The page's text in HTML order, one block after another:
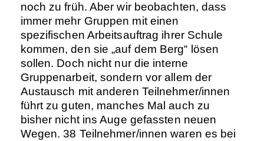
noch zu früh. Aber wir beobachten, dass
immer mehr Gruppen mit einen
spezifischen Arbeitsauftrag ihrer Schule
kommen, den sie „auf dem Berg“ lösen
sollen. Doch nicht nur die interne
Gruppenarbeit, sondern vor allem der
Austausch mit anderen Teilnehmer/innen
führt zu guten, manches Mal auch zu
bisher nicht ins Auge gefassten neuen
Wegen. 38 Teilnehmer/innen waren es bei